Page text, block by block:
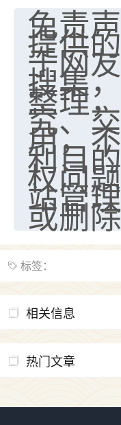
免责
提供
于网
搜集
整理
究、
用，
利目
权问
站管
或删
标签：
相关信息
热门文章